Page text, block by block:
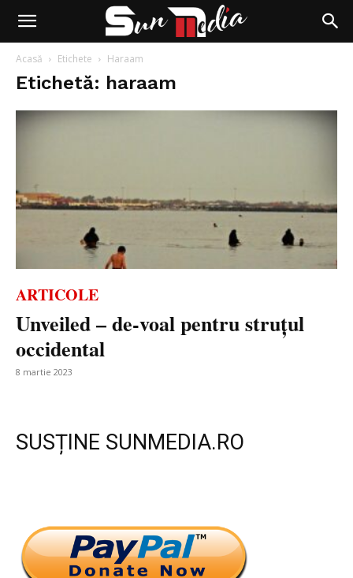
Acasă Etichete Haraam
Etichetă: haraam
ARTICOLE
Unveiled – de-voal pentru struțul
occidental
8 martie 2023
SUSȚINE SUNMEDIA.RO